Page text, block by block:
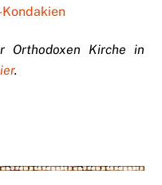
Orthodoxen Kirche in
.